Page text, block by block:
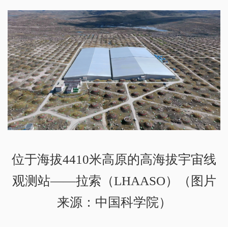
位于海拔4410米高原的高海拔宇宙线
观测站——拉索（LHAASO）（图片
来源：中国科学院）